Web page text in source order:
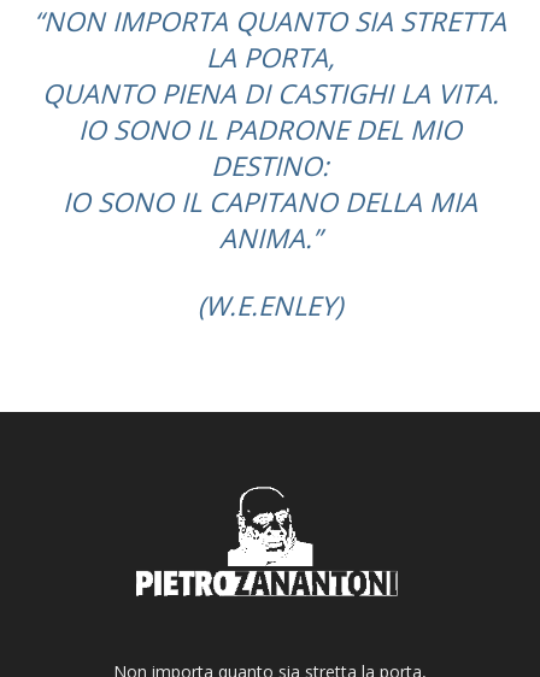
“NON IMPORTA QUANTO SIA STRETTA
LA PORTA,
QUANTO PIENA DI CASTIGHI LA VITA.
IO SONO IL PADRONE DEL MIO
DESTINO:
IO SONO IL CAPITANO DELLA MIA
ANIMA.”
(W.E.ENLEY)
Non importa quanto sia stretta la porta,